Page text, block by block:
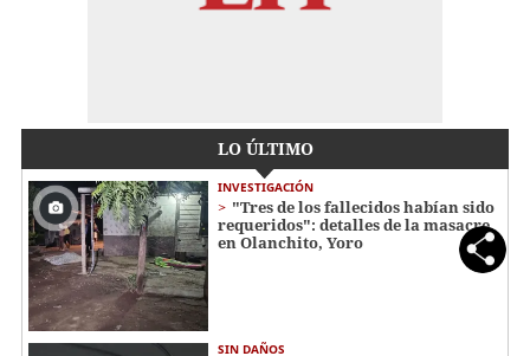
LO ÚLTIMO
INVESTIGACIÓN
"Tres de los fallecidos habían sido
requeridos": detalles de la masacre
en Olanchito, Yoro
SIN DAÑOS